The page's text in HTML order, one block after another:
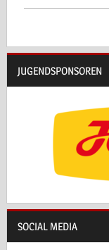
JUGENDSPONSOREN
SOCIAL MEDIA